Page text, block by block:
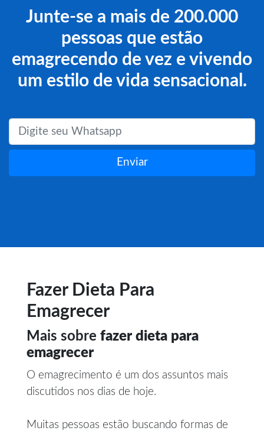
Junte-se a mais de 200.000
pessoas que estão
emagrecendo de vez e vivendo
um estilo de vida sensacional.
Enviar
Fazer Dieta Para
Emagrecer
Mais sobre fazer dieta para
emagrecer
O emagrecimento é um dos assuntos mais
discutidos nos dias de hoje.
Muitas pessoas estão buscando formas de